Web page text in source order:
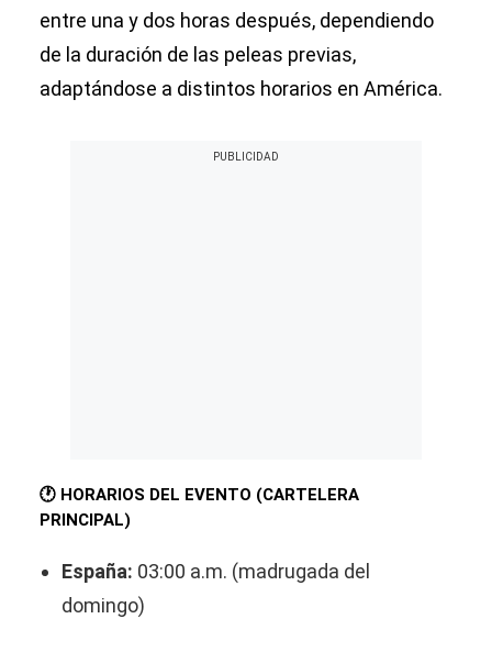
entre una y dos horas después, dependiendo
de la duración de las peleas previas,
adaptándose a distintos horarios en América.
🕐 HORARIOS DEL EVENTO (CARTELERA
PRINCIPAL)
España: 03:00 a.m. (madrugada del
domingo)